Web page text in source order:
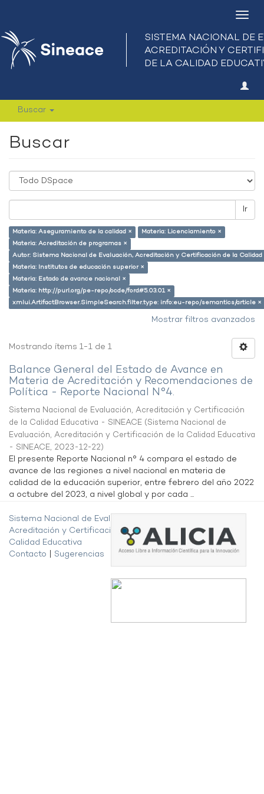
Buscar
Buscar
Ir
Materia: Aseguramiento de la calidad ×
Materia: Licenciamiento ×
Materia: Acreditación de programas ×
Autor: Sistema Nacional de Evaluación, Acreditación y Certificación de la
Materia: Institutos de educación superior ×
Materia: Estado de avance nacional ×
Materia: http://purl.org/pe-repo/ocde/ford#5.03.01 ×
xmlui.ArtifactBrowser.SimpleSearch.filter.type: info:eu-repo/semantics/article ×
Mostrar filtros avanzados
Mostrando ítems 1-1 de 1
Balance General del Estado de Avance en
Materia de Acreditación y Recomendaciones de
Política - Reporte Nacional N°4.
Sistema Nacional de Evaluación, Acreditación y Certificación
de la Calidad Educativa - SINEACE (Sistema Nacional de
Evaluación, Acreditación y Certificación de la Calidad Educativa
- SINEACE, 2023-12-22)
El presente Reporte Nacional n° 4 compara el estado de
avance de las regiones a nivel nacional en materia de
calidad de la educación superior, entre febrero del año 2022
a octubre del 2023, a nivel global y por cada ...
Sistema Nacional de Evaluación,
Acreditación y Certificación de la
Calidad Educativa
Contacto
Sugerencias